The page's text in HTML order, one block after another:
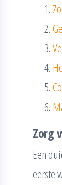
Zorg
Een
eerste